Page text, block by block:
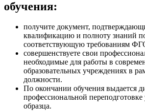
обучения:
получите документ,
квалификацию и полноту знаний
соответствующую требованиям
совершенствуете свои
необходимые для работы в
образовательных учреждениях в
должности.
По окончании обучения выдается
профессиональной переподготовке
образца.